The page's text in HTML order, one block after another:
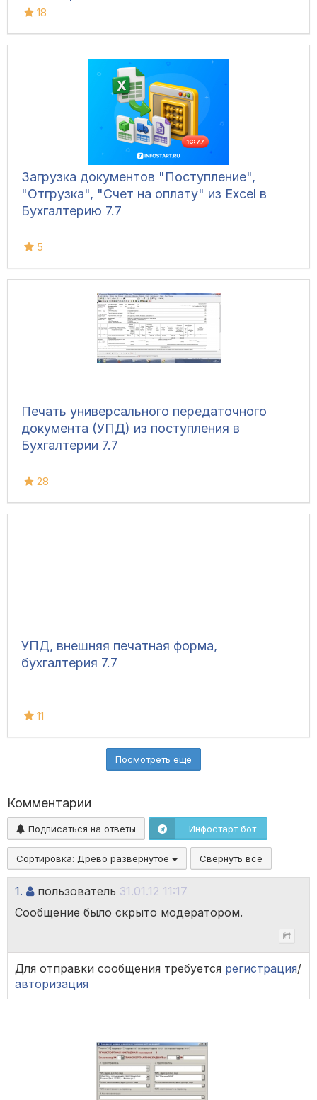
18
Загрузка документов "Поступление",
"Отгрузка", "Счет на оплату" из Excel в
Бухгалтерию 7.7
5
Печать универсального передаточного
документа (УПД) из поступления в
Бухгалтерии 7.7
28
УПД, внешняя печатная форма,
бухгалтерия 7.7
11
Посмотреть ещё
Комментарии
Подписаться на ответы Инфостарт бот
Сортировка: Древо развёрнутое Свернуть все
1. пользователь 31.01.12 11:17
Сообщение было скрыто модератором.
Для отправки сообщения требуется регистрация/
авторизация